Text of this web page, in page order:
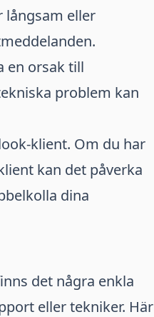
långsam eller
en orsak till
problem kan
klient. Om du har
kan det påverka
dina
det några enkla
eller tekniker. Här